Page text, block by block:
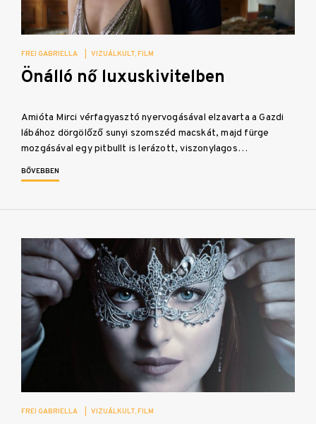
FREI GABRIELLA VIZUÁLKULT FILM
Önálló nő luxuskivitelben
Amióta Mirci vérfagyasztó nyervogásával elzavarta a Gazdi
lábához dörgölőző sunyi szomszéd macskát, majd fürge
mozgásával egy pitbullt is lerázott, viszonylagos…
BŐVEBBEN
FREI GABRIELLA VIZUÁLKULT FILM